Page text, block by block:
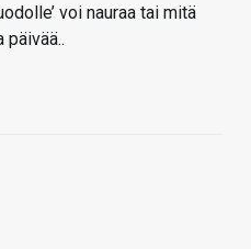
voi nauraa tai mitä
päivää..